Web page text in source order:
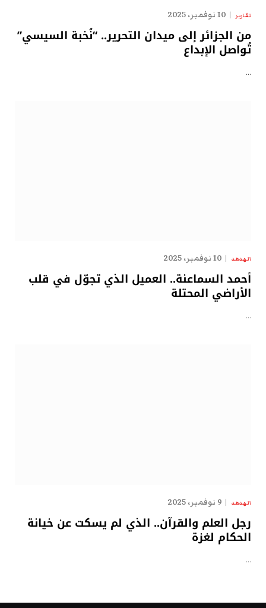
تقارير 10 نوفمبر، 2025
من الجزائر إلى ميدان التحرير.. “نُخبة السيسي”
تُواصل الإبداع
…
الهدهد 10 نوفمبر، 2025
أحمد السماعنة.. العميل الذي تجوّل في قلب
الأراضي المحتلة
…
الهدهد 9 نوفمبر، 2025
رجل العلم والقرآن.. الذي لم يسكت عن خيانة
الحكام لغزة
…